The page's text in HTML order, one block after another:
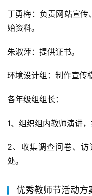
丁勇梅：负责网站宣
始资料。
朱淑萍：提供证书。
环境设计组：制作宣传
各年级组组长：
1、组织组内教师演讲
2、收集调查问卷、
处。
优秀教师节活动方